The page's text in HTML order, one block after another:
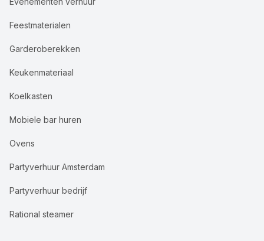
Feestmaterialen
Garderoberekken
Keukenmateriaal
Koelkasten
Mobiele bar huren
Ovens
Partyverhuur Amsterdam
Partyverhuur bedrijf
Rational steamer